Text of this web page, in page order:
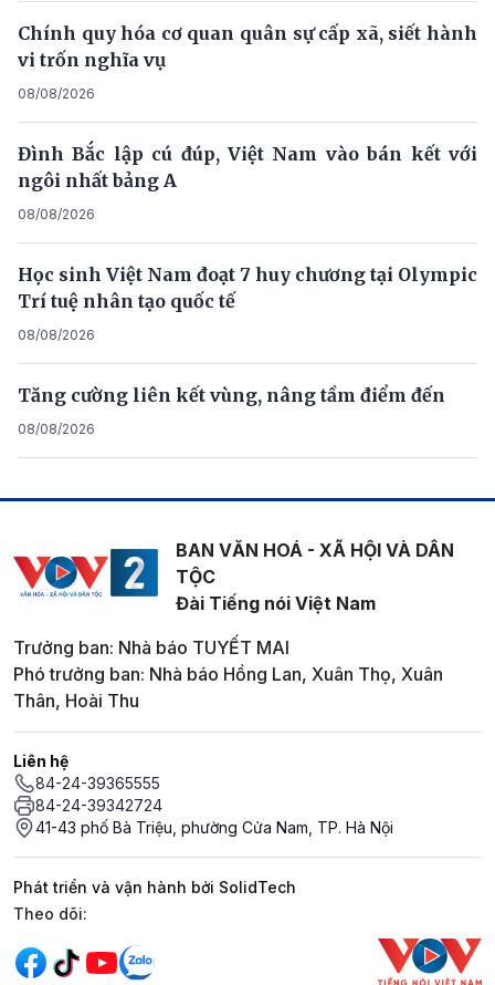
Chính quy hóa cơ quan quân sự cấp xã, siết hành
vi trốn nghĩa vụ
08/08/2026
Đình Bắc lập cú đúp, Việt Nam vào bán kết với
ngôi nhất bảng A
08/08/2026
Học sinh Việt Nam đoạt 7 huy chương tại Olympic
Trí tuệ nhân tạo quốc tế
08/08/2026
Tăng cường liên kết vùng, nâng tầm điểm đến
08/08/2026
BAN VĂN HOÁ - XÃ HỘI VÀ DÂN
TỘC
Đài Tiếng nói Việt Nam
Trưởng ban: Nhà báo TUYẾT MAI
Phó trưởng ban: Nhà báo Hồng Lan, Xuân Thọ, Xuân
Thân, Hoài Thu
Liên hệ
84-24-39365555
84-24-39342724
41-43 phố Bà Triệu, phường Cửa Nam, TP. Hà Nội
Phát triển và vận hành bởi SolidTech
Mạng xã hội
Theo dõi: